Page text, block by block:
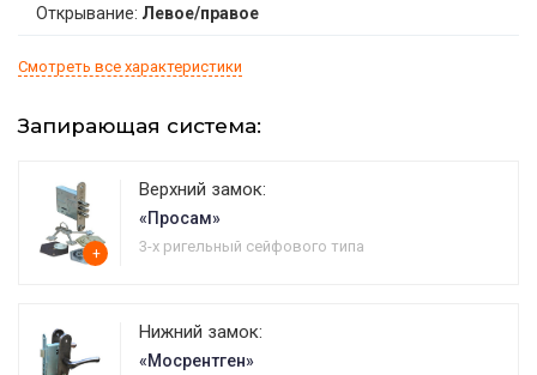
Открывание: Левое/правое
Смотреть все характеристики
Запирающая система:
+
Верхний замок:
«Просам»
3-х ригельный сейфового типа
Нижний замок:
«Мосрентген»